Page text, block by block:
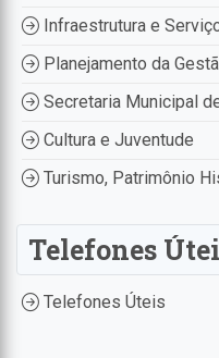
Infraestrutura e
Planejamento da
Secretaria Municipal
Cultura e Juventude
Turismo, Patrimônio
Telefones
Telefones Úteis